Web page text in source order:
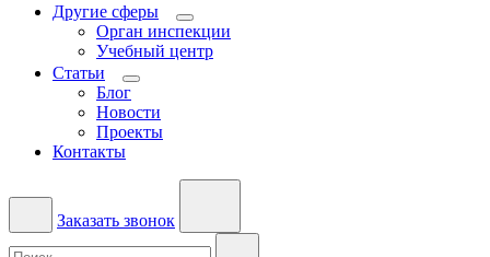
Другие сферы
Орган инспекции
Учебный центр
Статьи
Блог
Новости
Проекты
Контакты
Заказать звонок